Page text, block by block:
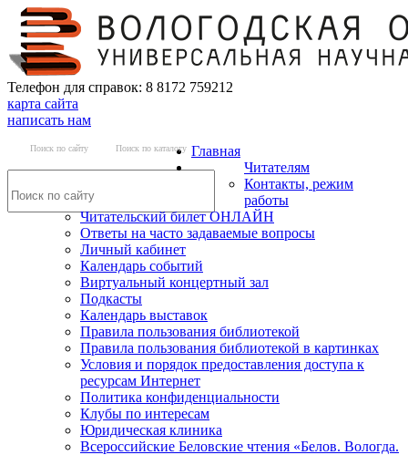
Телефон для справок: 8 8172 759212
карта сайта
написать нам
Поиск по сайту Поиск по каталогу Главная
Читателям
Контакты, режим
работы
Читательский билет ОНЛАЙН
Ответы на часто задаваемые вопросы
Личный кабинет
Календарь событий
Виртуальный концертный зал
Подкасты
Календарь выставок
Правила пользования библиотекой
Правила пользования библиотекой в картинках
Условия и порядок предоставления доступа к
ресурсам Интернет
Политика конфиденциальности
Клубы по интересам
Юридическая клиника
Всероссийские Беловские чтения «Белов. Вологда.